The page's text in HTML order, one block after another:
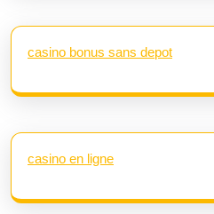
casino bonus sans depot
casino en ligne